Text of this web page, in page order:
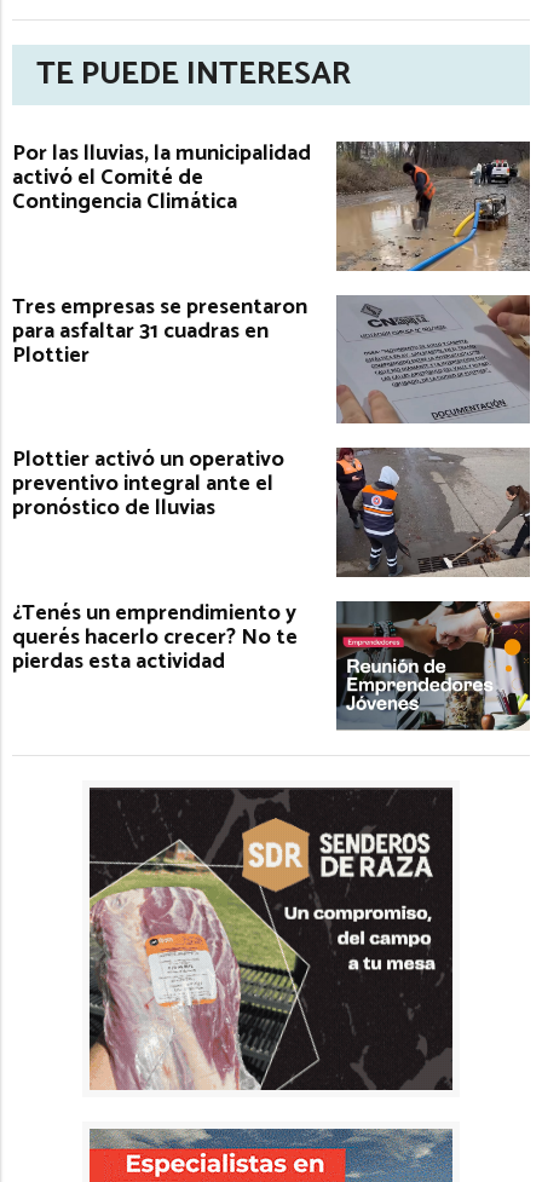
TE PUEDE INTERESAR
Por las lluvias, la municipalidad
activó el Comité de
Contingencia Climática
Tres empresas se presentaron
para asfaltar 31 cuadras en
Plottier
Plottier activó un operativo
preventivo integral ante el
pronóstico de lluvias
¿Tenés un emprendimiento y
querés hacerlo crecer? No te
pierdas esta actividad